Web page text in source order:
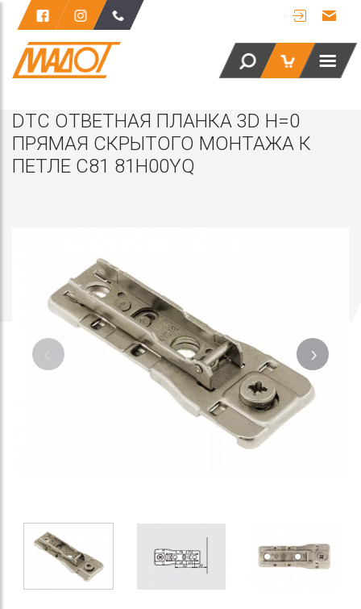
DТС ОТВЕТНАЯ ПЛАНКА 3D Н=0
ПРЯМАЯ СКРЫТОГО МОНТАЖА К
ПЕТЛЕ С81 81H00YQ